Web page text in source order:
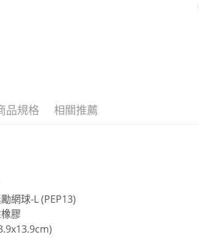
品規格 相關推薦
網球-L (PEP13)
膠